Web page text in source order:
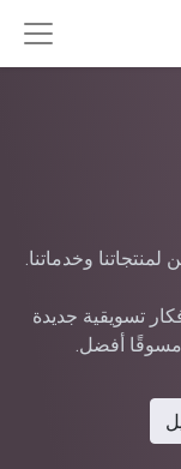
وخدماتنا.
تسويقية جديدة
مسوقًا أفضل.